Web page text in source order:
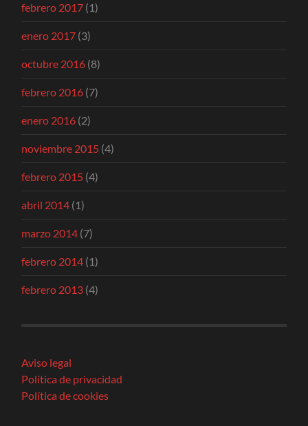
febrero 2017 (1)
enero 2017 (3)
octubre 2016 (8)
febrero 2016 (7)
enero 2016 (2)
noviembre 2015 (4)
febrero 2015 (4)
abril 2014 (1)
marzo 2014 (7)
febrero 2014 (1)
febrero 2013 (4)
Aviso legal
Política de privacidad
Política de cookies